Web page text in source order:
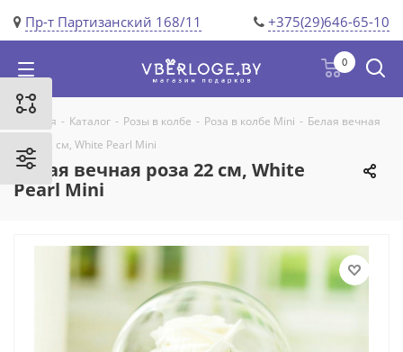
Пр-т Партизанский 168/11 +375(29)646-65-10
0
Главная - Каталог - Розы в колбе - Роза в колбе Mini - Белая вечная
роза 22 см, White Pearl Mini
Белая вечная роза 22 см, White
Pearl Mini